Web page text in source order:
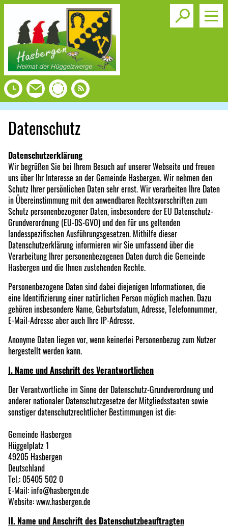
Toggle
Datenschutz
Datenschutzerklärung
Wir begrüßen Sie bei Ihrem Besuch auf unserer Webseite und freuen
uns über Ihr Interesse an der Gemeinde Hasbergen. Wir nehmen den
Schutz Ihrer persönlichen Daten sehr ernst. Wir verarbeiten Ihre Daten
in Übereinstimmung mit den anwendbaren Rechtsvorschriften zum
Schutz personenbezogener Daten, insbesondere der EU Datenschutz-
Grundverordnung (EU-DS-GVO) und den für uns geltenden
landesspezifischen Ausführungsgesetzen. Mithilfe dieser
Datenschutzerklärung informieren wir Sie umfassend über die
Verarbeitung Ihrer personenbezogenen Daten durch die Gemeinde
Hasbergen und die Ihnen zustehenden Rechte.
Personenbezogene Daten sind dabei diejenigen Informationen, die
eine Identifizierung einer natürlichen Person möglich machen. Dazu
gehören insbesondere Name, Geburtsdatum, Adresse, Telefonnummer,
E-Mail-Adresse aber auch Ihre IP-Adresse.
Anonyme Daten liegen vor, wenn keinerlei Personenbezug zum Nutzer
hergestellt werden kann.
I. Name und Anschrift des Verantwortlichen
Der Verantwortliche im Sinne der Datenschutz-Grundverordnung und
anderer nationaler Datenschutzgesetze der Mitgliedsstaaten sowie
sonstiger datenschutzrechtlicher Bestimmungen ist die:
Gemeinde Hasbergen
Hüggelplatz 1
49205 Hasbergen
Deutschland
Tel.: 05405 502 0
E-Mail: info@hasbergen.de
Website: www.hasbergen.de
II. Name und Anschrift des Datenschutzbeauftragten